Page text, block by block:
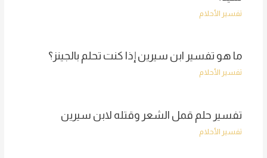
تفسير الأحلام
ما هو تفسير ابن سيرين إذا كنت تحلم بالجينز؟
تفسير الأحلام
تفسير حلم قمل الشعر وقتله لابن سيرين
تفسير الأحلام